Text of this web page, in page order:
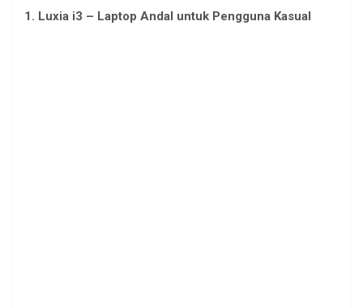
1. Luxia i3 – Laptop Andal untuk Pengguna Kasual